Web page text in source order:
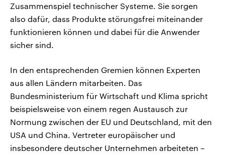
Zusammenspiel technischer Systeme. Sie sorgen
also dafür, dass Produkte störungsfrei miteinander
funktionieren können und dabei für die Anwender
sicher sind.
In den entsprechenden Gremien können Experten
aus allen Ländern mitarbeiten. Das
Bundesministerium für Wirtschaft und Klima spricht
beispielsweise von einem regen Austausch zur
Normung zwischen der EU und Deutschland, mit den
USA und China. Vertreter europäischer und
insbesondere deutscher Unternehmen arbeiteten –